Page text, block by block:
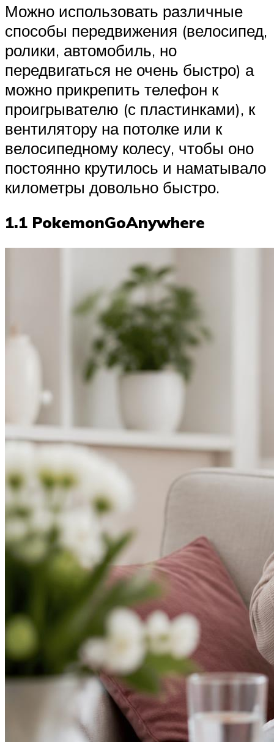
Можно использовать различные
способы передвижения (велосипед,
ролики, автомобиль, но
передвигаться не очень быстро) а
можно прикрепить телефон к
проигрывателю (с пластинками), к
вентилятору на потолке или к
велосипедному колесу, чтобы оно
постоянно крутилось и наматывало
километры довольно быстро.
1.1 PokemonGoAnywhere